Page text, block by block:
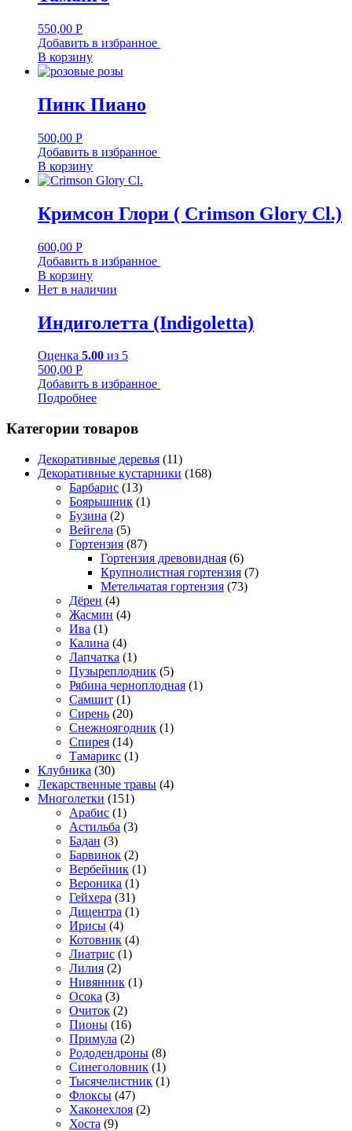
550,00 Р
Добавить в избранное
В корзину
Пинк Пиано
500,00 Р
Добавить в избранное
В корзину
Кримсон Глори ( Crimson Glory Cl.)
600,00 Р
Добавить в избранное
В корзину
Нет в наличии
Индиголетта (Indigoletta)
Оценка 5.00 из 5
500,00 Р
Добавить в избранное
Подробнее
Категории товаров
Декоративные деревья (11)
Декоративные кустарники (168)
Барбарис (13)
Боярышник (1)
Бузина (2)
Вейгела (5)
Гортензия (87)
Гортензия древовидная (6)
Крупнолистная гортензия (7)
Метельчатая гортензия (73)
Дёрен (4)
Жасмин (4)
Ива (1)
Калина (4)
Лапчатка (1)
Пузыреплодник (5)
Рябина черноплодная (1)
Самшит (1)
Сирень (20)
Снежноягодник (1)
Спирея (14)
Тамарикс (1)
Клубника (30)
Лекарственные травы (4)
Многолетки (151)
Арабис (1)
Астильба (3)
Бадан (3)
Барвинок (2)
Вербейник (1)
Вероника (1)
Гейхера (31)
Дицентра (1)
Ирисы (4)
Котовник (4)
Лиатрис (1)
Лилия (2)
Нивянник (1)
Осока (3)
Очиток (2)
Пионы (16)
Примула (2)
Рододендроны (8)
Синеголовник (1)
Тысячелистник (1)
Флоксы (47)
Хаконехлоя (2)
Хоста (9)